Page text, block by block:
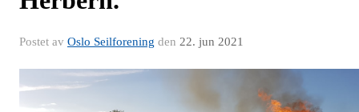
Postet av Oslo Seilforening den 22. jun 2021